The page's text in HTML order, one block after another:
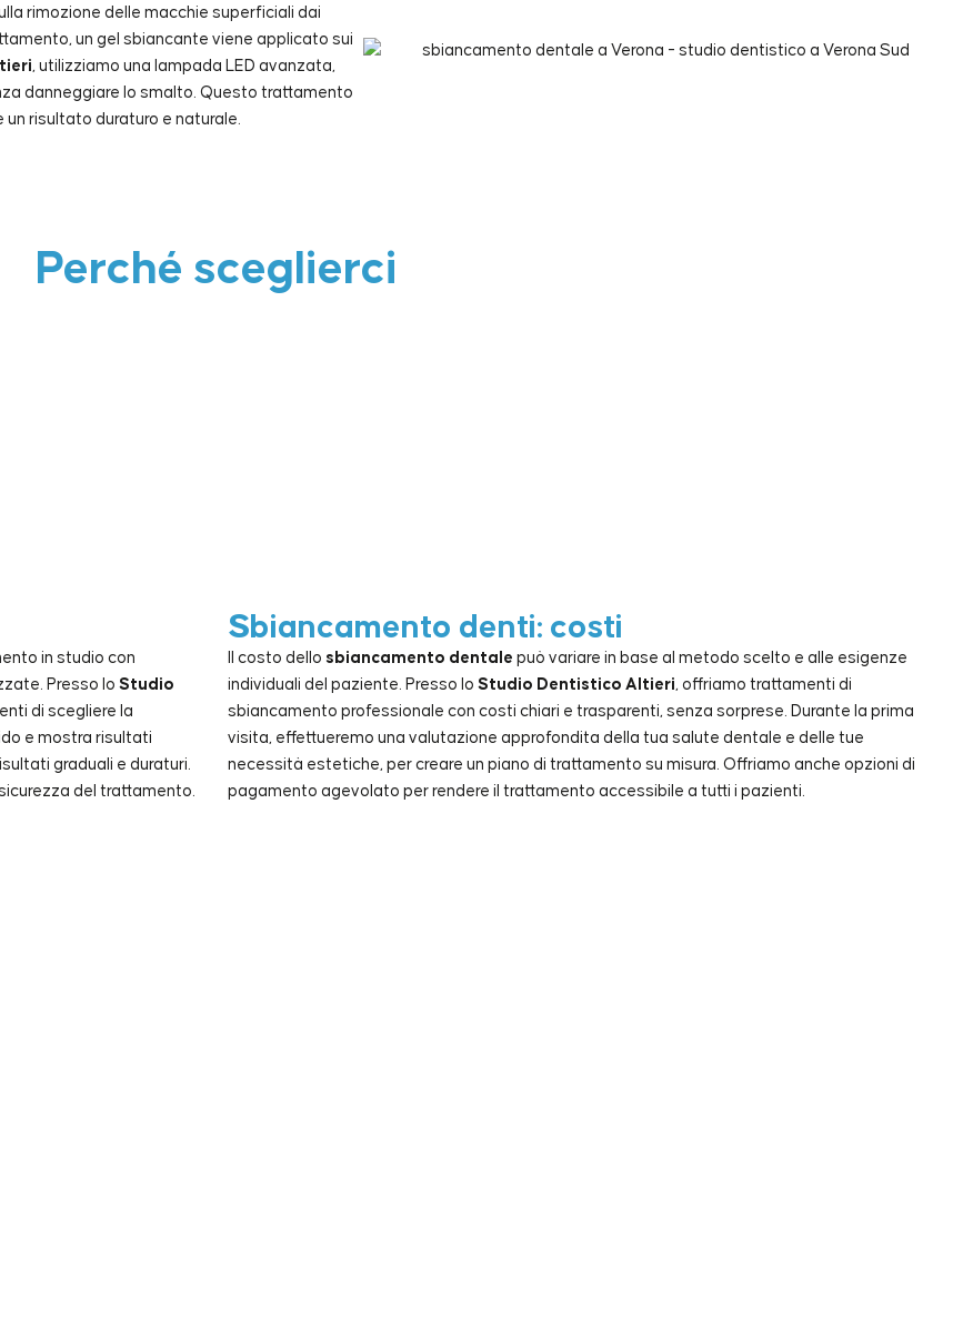
rimozione delle macchie superficiali dai
un gel sbiancante viene applicato sui
, utilizziamo una lampada LED avanzata,
danneggiare lo smalto. Questo trattamento
risultato duraturo e naturale.
Perché sceglierci
in studio con
Presso lo Studio
di scegliere la
e mostra risultati
graduali e duraturi.
del trattamento.
Sbiancamento denti: costi
Il costo dello sbiancamento dentale può variare in base al metodo scelto e alle esigenze
individuali del paziente. Presso lo Studio Dentistico Altieri, offriamo trattamenti di
sbiancamento professionale con costi chiari e trasparenti, senza sorprese. Durante la prima
visita, effettueremo una valutazione approfondita della tua salute dentale e delle tue
necessità estetiche, per creare un piano di trattamento su misura. Offriamo anche opzioni di
pagamento agevolato per rendere il trattamento accessibile a tutti i pazienti.